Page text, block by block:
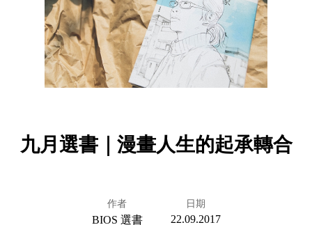
九月選書｜漫畫人生的起承轉合
作者
BIOS 選書
日期
22.09.2017